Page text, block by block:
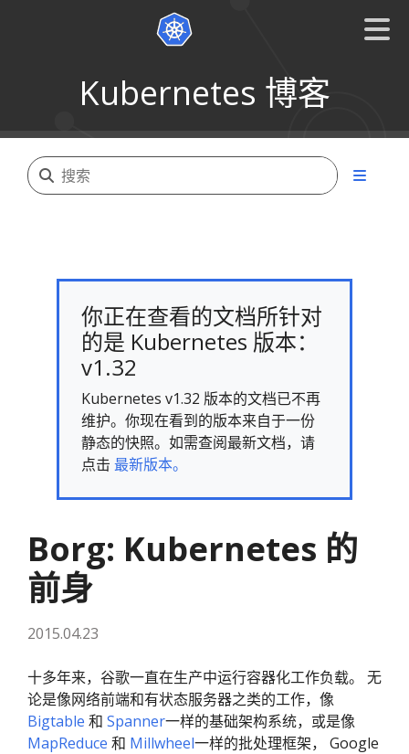
Kubernetes 博客
你正在查看的文档所针对
的是 Kubernetes 版本：
v1.32
Kubernetes v1.32 版本的文档已不再
维护。你现在看到的版本来自于一份
静态的快照。如需查阅最新文档，请
点击 最新版本。
Borg: Kubernetes 的
前身
2015.04.23
十多年来，谷歌一直在生产中运行容器化工作负载。 无
论是像网络前端和有状态服务器之类的工作，像
Bigtable 和 Spanner一样的基础架构系统，或是像
MapReduce 和 Millwheel一样的批处理框架， Google